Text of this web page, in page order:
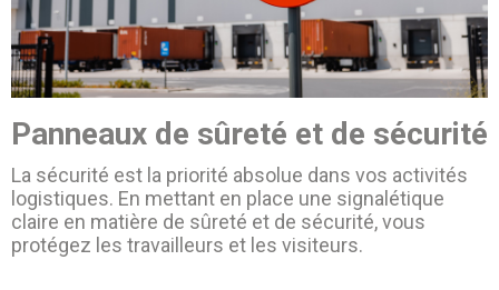
Panneaux de sûreté et de sécurité
La sécurité est la priorité absolue dans vos activités
logistiques. En mettant en place une signalétique
claire en matière de sûreté et de sécurité, vous
protégez les travailleurs et les visiteurs.